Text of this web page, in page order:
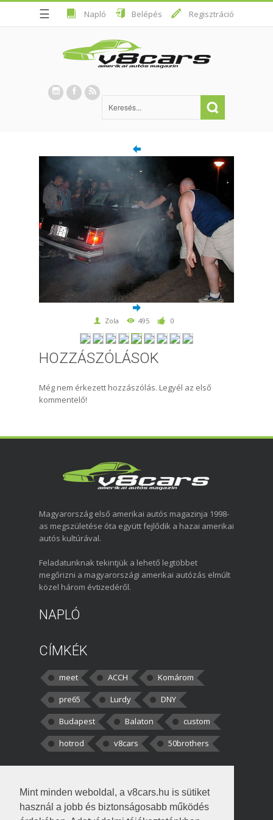
Mint minden weboldal, a v8cars.hu is sütiket
használ a jobb és biztonságosabb működés
☰ Napló Belépés Regisztráció
Zola 495 0
HOZZÁSZÓLÁSOK
Még nem érkezett hozzászólás. Legyél az első
kommentelő!
Magyarország első amerikai autós magazinja 1998-
as megszületése óta együtt fejlődik a hazai amerikai
autós kultúrával.
Feladatunknak tekintjük a lehető legtöbbet
megőrizni a magyarországi amerikai autózás elmúlt
közel három évtizedéről.
NAPLÓ
CÍMKÉK
meet ACCH
Komárom
pre65
Lurdy
DNY
Budapest
Balaton
custom
hotrod
v8cars 50brothers
kortisz:Elszúrtam! Én csak két
darabbaal számoltam. Nem tudtam, hogy fél autót,